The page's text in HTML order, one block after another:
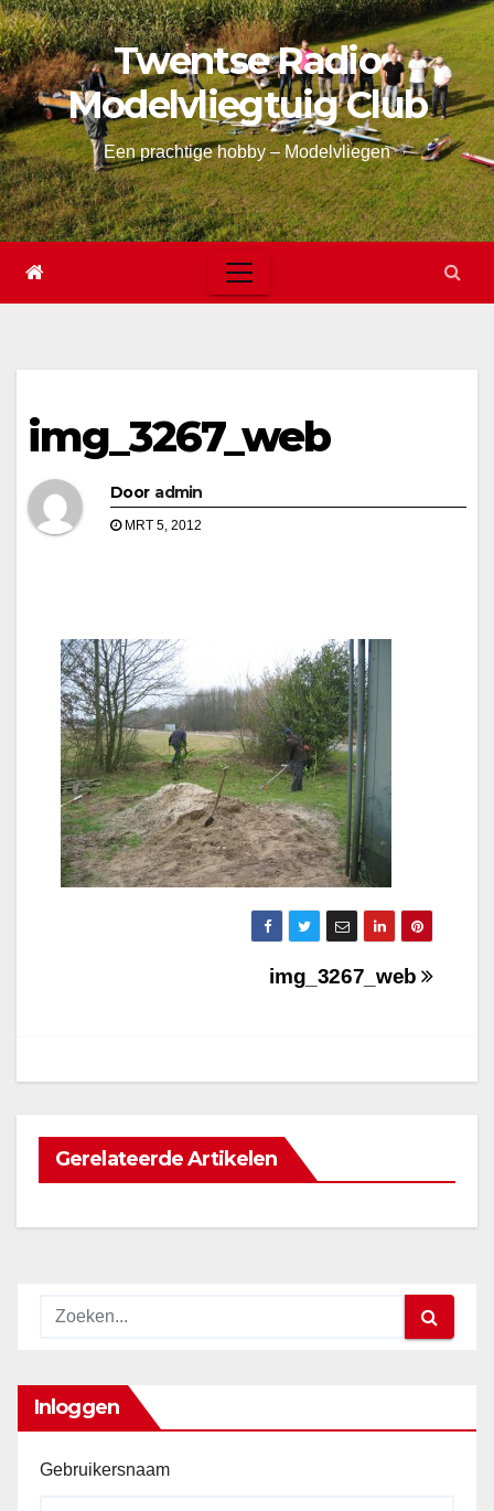
Skip
to
content
Twentse Radio
Modelvliegtuig Club
Een prachtige hobby – Modelvliegen
img_3267_web
Door admin
MRT 5, 2012
img_3267_web
Gerelateerde Artikelen
Inloggen
Gebruikersnaam